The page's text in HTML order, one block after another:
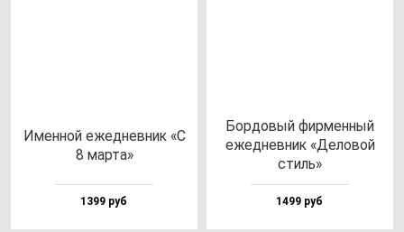
Имен­ной ежед­нев­ник «С
8 мар­та»
1399 руб
Бор­до­вый фир­мен­ный
ежед­нев­ник «Дело­вой
стиль»
1499 руб